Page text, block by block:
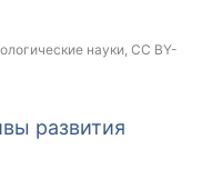
науки, CC BY-
развития